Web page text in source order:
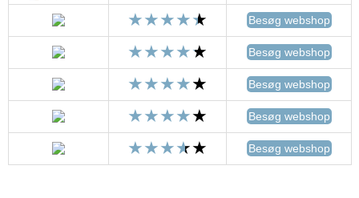
Besøg webshop
Besøg webshop
Besøg webshop
Besøg webshop
Besøg webshop